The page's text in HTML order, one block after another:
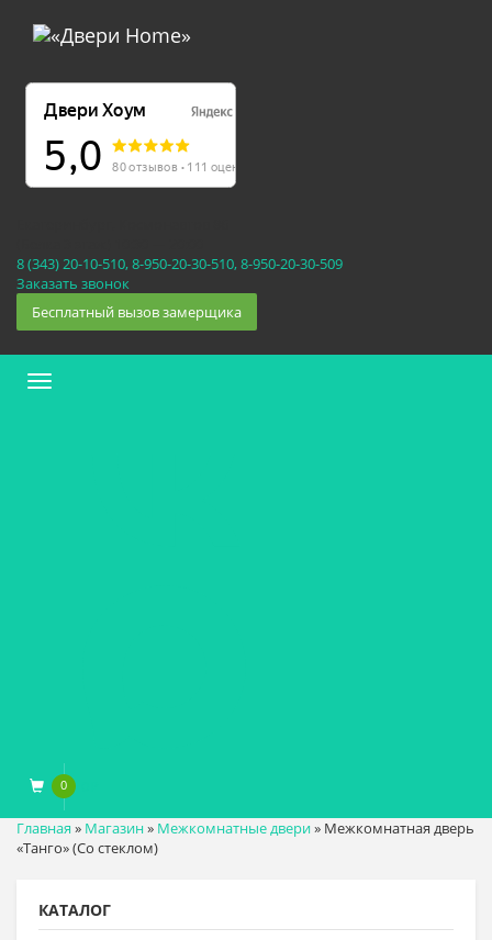
8 (343) 20-10-510, 8-950-20-30-510, 8-950-20-30-509
Заказать звонок
Бесплатный вызов замерщика
Меню
0
Главная » Магазин» Межкомнатные двери» Межкомнатная дверь
«Танго» (Со стеклом)
КАТАЛОГ